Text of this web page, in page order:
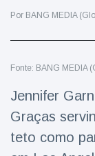
Jogos
Notícias
Por BANG MEDIA
Fonte: BANG MEDIA
Jennifer
Graças
teto como